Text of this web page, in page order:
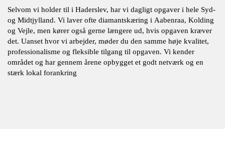
Selvom vi holder til i Haderslev, har vi dagligt opgaver i hele Syd-
og Midtjylland. Vi laver ofte diamantskæring i Aabenraa, Kolding
og Vejle, men kører også gerne længere ud, hvis opgaven kræver
det. Uanset hvor vi arbejder, møder du den samme høje kvalitet,
professionalisme og fleksible tilgang til opgaven. Vi kender
området og har gennem årene opbygget et godt netværk og en
stærk lokal forankring